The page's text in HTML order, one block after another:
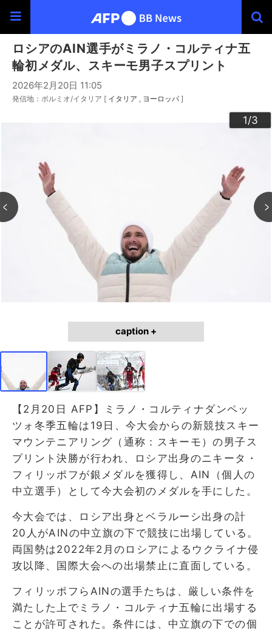
ロシアのAIN選手がミラノ・コルティナ五
輪初メダル、スキーモ男子スプリント
2026年2月20日 11:05
発信地：ボルミオ/イタリア [ イタリア ヨーロッパ ]
1/3
2/3
3/3
caption +
【2月20日 AFP】ミラノ・コルティナダンペッ
ツォ冬季五輪は19日、今大会からの新競技スキー
マウンテニアリング（通称：スキーモ）の男子ス
プリント決勝が行われ、ロシア出身のニキータ・
フィリッポフが銀メダルを獲得し、AIN（個人の
中立選手）として今大会初のメダルを手にした。
今大会では、ロシア出身とベラルーシ出身の計
20人がAINの中立旗の下で競技に出場している。
両国勢は2022年2月のロシアによるウクライナ侵
攻以降、国際大会への出場禁止に直面している。
フィリッポフらAINの選手たちは、厳しい条件を
満たした上でミラノ・コルティナ五輪に出場する
ことが許可された。条件には、中立旗の下での個